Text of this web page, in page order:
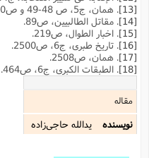
. همان، ج5، ص 48-49 و ص200و201.
. مقاتل الطالبیین، ص89.
. اخبار الطوال، ص219.
. تاریخ طبرى، ج‌6، ص2500.
. همان، ص2508.
. الطبقات الکبری، ج6، ص464.
مقاله
نویسنده
یدالله حاجی‌زاده